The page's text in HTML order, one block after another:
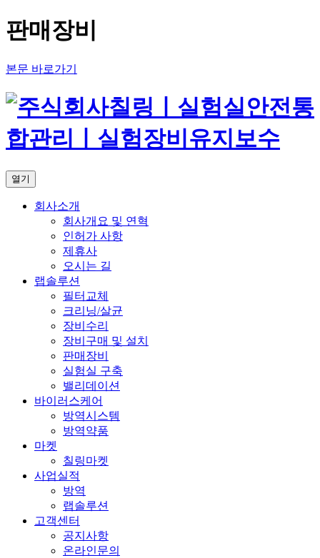
판매장비
본문 바로가기
열기
회사소개
회사개요 및 연혁
인허가 사항
제휴사
오시는 길
랩솔루션
필터교체
크리닝/살균
장비수리
장비구매 및 설치
판매장비
실험실 구축
밸리데이션
바이러스케어
방역시스템
방역약품
마켓
칠링마켓
사업실적
방역
랩솔루션
고객센터
공지사항
온라인문의